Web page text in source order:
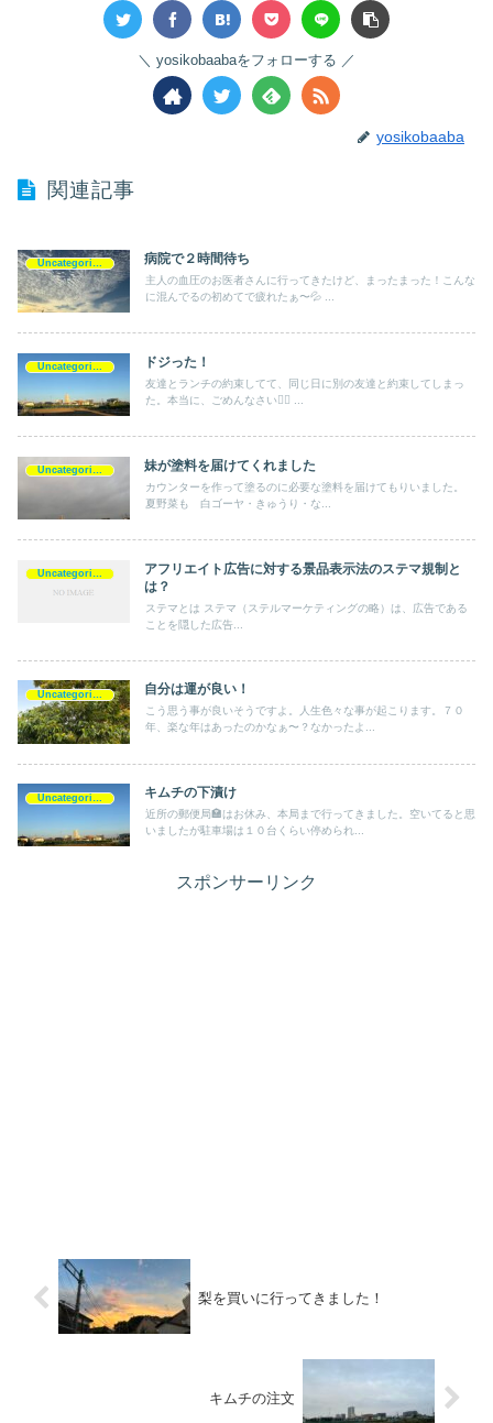
yosikobaabaをフォローする
yosikobaaba
関連記事
Uncategorized 病院で２時間待ち
主人の血圧のお医者さんに行ってきたけど、まったまった！こんな
に混んでるの初めてで疲れたぁ〜💦 ...
ドジった！
友達とランチの約束してて、同じ日に別の友達と約束してしまっ
た。本当に、ごめんなさい🙇‍♀️ ...
妹が塗料を届けてくれました
カウンターを作って塗るのに必要な塗料を届けてもりいました。
夏野菜も 白ゴーヤ・きゅうり・な...
アフリエイト広告に対する景品表示法のステマ規制と
は？
ステマとは ステマ（ステルマーケティングの略）は、広告である
ことを隠した広告...
自分は運が良い！
こう思う事が良いそうですよ。人生色々な事が起こります。７０
年、楽な年はあったのかなぁ〜？なかったよ...
キムチの下漬け
近所の郵便局🏣はお休み、本局まで行ってきました。空いてると思
いましたが駐車場は１０台くらい停められ...
スポンサーリンク
梨を買いに行ってきました！
キムチの注文